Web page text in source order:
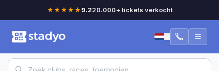
★★★★★9.220.000+ tickets verkocht